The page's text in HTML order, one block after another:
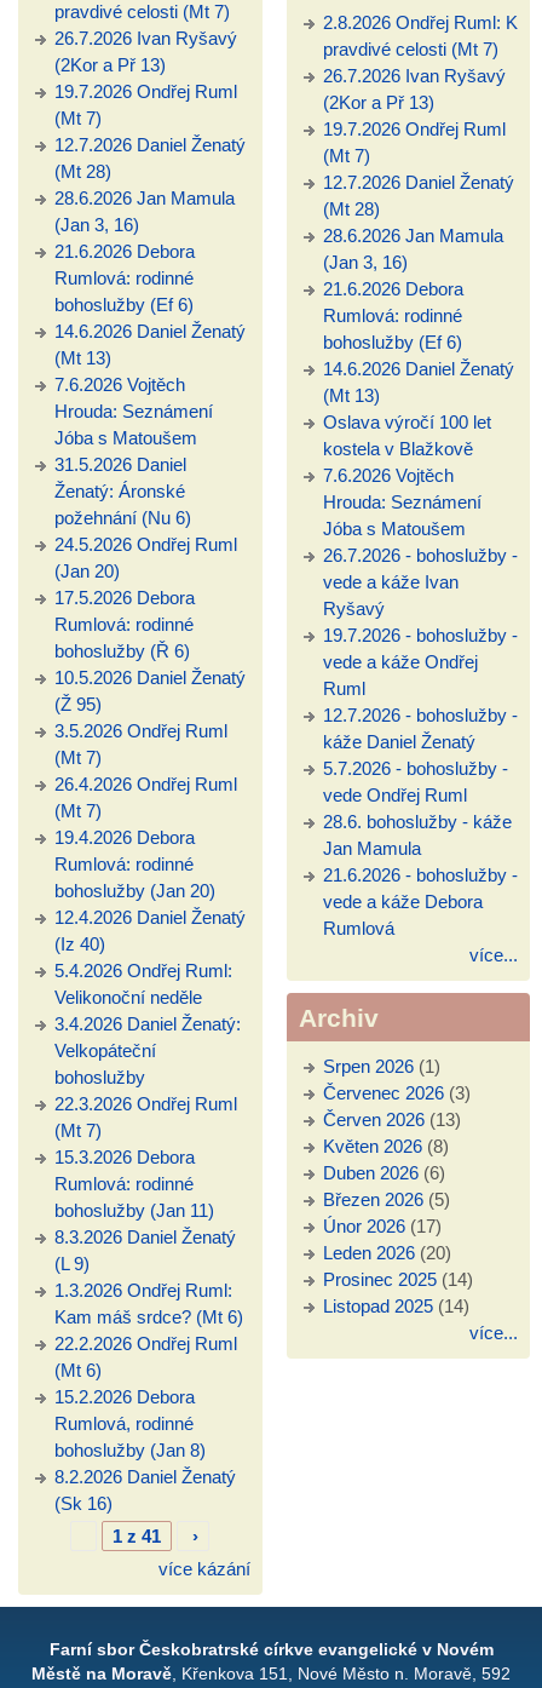
pravdivé celosti (Mt 7)
26.7.2026 Ivan Ryšavý
(2Kor a Př 13)
19.7.2026 Ondřej Ruml
(Mt 7)
12.7.2026 Daniel Ženatý
(Mt 28)
28.6.2026 Jan Mamula
(Jan 3, 16)
21.6.2026 Debora
Rumlová: rodinné
bohoslužby (Ef 6)
14.6.2026 Daniel Ženatý
(Mt 13)
7.6.2026 Vojtěch
Hrouda: Seznámení
Jóba s Matoušem
31.5.2026 Daniel
Ženatý: Áronské
požehnání (Nu 6)
24.5.2026 Ondřej Ruml
(Jan 20)
17.5.2026 Debora
Rumlová: rodinné
bohoslužby (Ř 6)
10.5.2026 Daniel Ženatý
(Ž 95)
3.5.2026 Ondřej Ruml
(Mt 7)
26.4.2026 Ondřej Ruml
(Mt 7)
19.4.2026 Debora
Rumlová: rodinné
bohoslužby (Jan 20)
12.4.2026 Daniel Ženatý
(Iz 40)
5.4.2026 Ondřej Ruml:
Velikonoční neděle
3.4.2026 Daniel Ženatý:
Velkopáteční
bohoslužby
22.3.2026 Ondřej Ruml
(Mt 7)
15.3.2026 Debora
Rumlová: rodinné
bohoslužby (Jan 11)
8.3.2026 Daniel Ženatý
(L 9)
1.3.2026 Ondřej Ruml:
Kam máš srdce? (Mt 6)
22.2.2026 Ondřej Ruml
(Mt 6)
15.2.2026 Debora
Rumlová, rodinné
bohoslužby (Jan 8)
8.2.2026 Daniel Ženatý
(Sk 16)
1 z 41
›
více kázání
2.8.2026 Ondřej Ruml: K
pravdivé celosti (Mt 7)
26.7.2026 Ivan Ryšavý
(2Kor a Př 13)
19.7.2026 Ondřej Ruml
(Mt 7)
12.7.2026 Daniel Ženatý
(Mt 28)
28.6.2026 Jan Mamula
(Jan 3, 16)
21.6.2026 Debora
Rumlová: rodinné
bohoslužby (Ef 6)
14.6.2026 Daniel Ženatý
(Mt 13)
Oslava výročí 100 let
kostela v Blažkově
7.6.2026 Vojtěch
Hrouda: Seznámení
Jóba s Matoušem
26.7.2026 - bohoslužby -
vede a káže Ivan
Ryšavý
19.7.2026 - bohoslužby -
vede a káže Ondřej
Ruml
12.7.2026 - bohoslužby -
káže Daniel Ženatý
5.7.2026 - bohoslužby -
vede Ondřej Ruml
28.6. bohoslužby - káže
Jan Mamula
21.6.2026 - bohoslužby -
vede a káže Debora
Rumlová
více...
Archiv
Srpen 2026(1)
Červenec 2026(3)
Červen 2026(13)
Květen 2026(8)
Duben 2026(6)
Březen 2026(5)
Únor 2026(17)
Leden 2026(20)
Prosinec 2025(14)
Listopad 2025(14)
více...
Farní sbor Českobratrské církve evangelické v Novém
Městě na Moravě , Křenkova 151, Nové Město n. Moravě, 592